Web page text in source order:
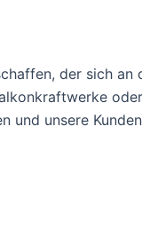
der sich an
und unsere